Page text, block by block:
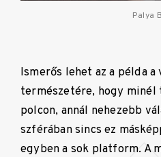
Palya
Ismerős lehet az a példa a
természetére, hogy
polcon, annál nehezebb
szférában sincs ez
egyben a sok platform. A